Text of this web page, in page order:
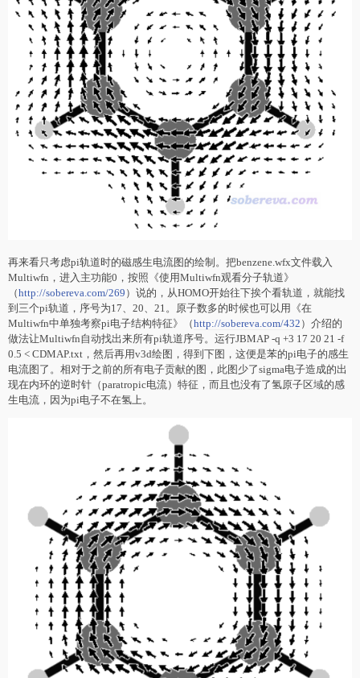
再来看只考虑pi轨道时的磁感生电流图的绘制。把benzene.wfx文件载入
Multiwfn，进入主功能0，按照《使用Multiwfn观看分子轨道》
（http://sobereva.com/269 ）说的，从HOMO开始往下挨个看轨道，就能找
到三个pi轨道，序号为17、20、21。原子数多的时候也可以用《在
Multiwfn中单独考察pi电子结构特征》（http://sobereva.com/432 ）介绍的
做法让Multiwfn自动找出来所有pi轨道序号。运行JBMAP -q +3 17 20 21 -f
0.5 < CDMAP.txt，然后再用v3d绘图，得到下图，这便是苯的pi电子的感生
电流图了。相对于之前的所有电子贡献的图，此图少了sigma电子造成的出
现在内环的逆时针（paratropic电流）特征，而且也没有了氢原子区域的感
生电流，因为pi电子不在氢上。